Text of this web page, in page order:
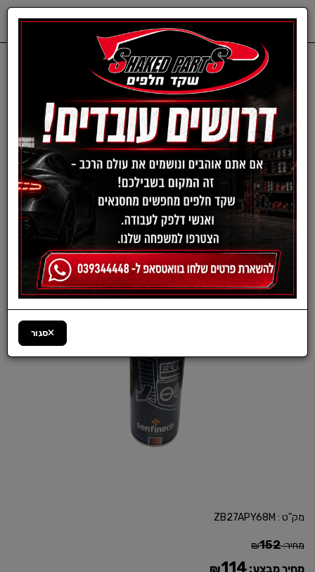
פילטר מזגן-דאציה
תרסיס חיטוי למזגן רכב
(אנטיבקטריאלי)
SENFINECO
מק"ט : ZB27APY68M
מחיר: ₪152
מחיר מבצע: ₪114
סגור